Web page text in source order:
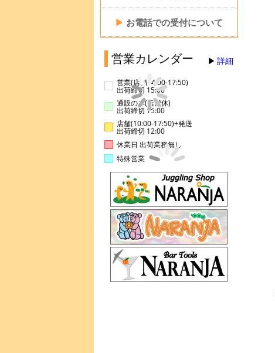
▶ お電話での受付について
営業カレンダー 詳細
営業(店舗14:00-17:50)
出荷締切 15:00
通販のみ(店舗休)
出荷締切 15:00
店舗(10:00-17:50)+発送
出荷締切 12:00
休業日 出荷業務無し
特殊営業